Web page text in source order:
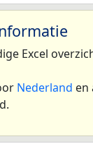
Excel
Nederland en